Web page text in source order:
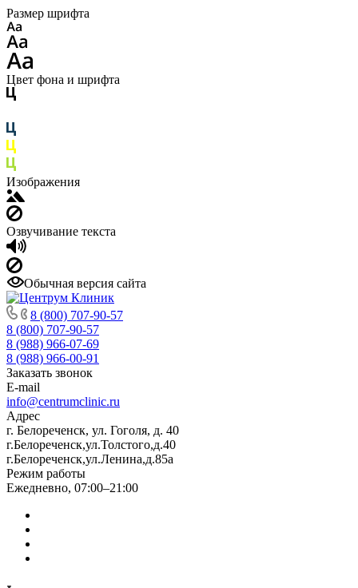
Размер шрифта
Цвет фона и шрифта
Изображения
Озвучивание текста
Обычная версия сайта
8 (800) 707-90-57
8 (800) 707-90-57
8 (988) 966-07-69
8 (988) 966-00-91
Заказать звонок
E-mail
info@centrumclinic.ru
Адрес
г. Белореченск, ул. Гоголя, д. 40
г.Белореченск,ул.Толстого,д.40
г.Белореченск,ул.Ленина,д.85а
Режим работы
Ежедневно, 07:00–21:00